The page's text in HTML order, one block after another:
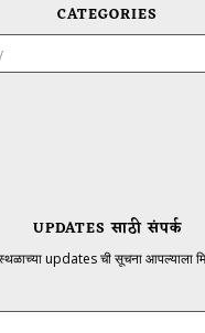
CATEGORIES
UPDATES साठी संपर्क
updates ची सूचना आपल्याला